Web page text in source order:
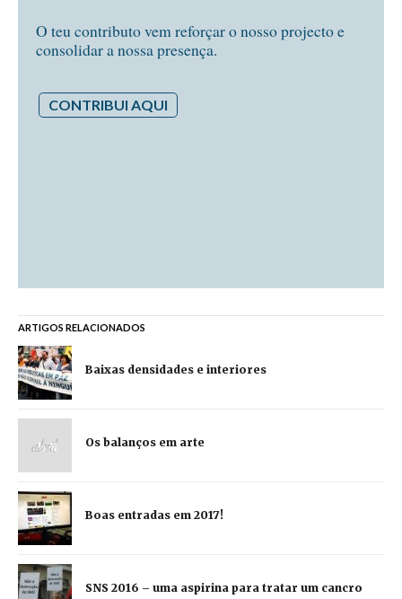
O teu contributo vem reforçar o nosso projecto e
consolidar a nossa presença.
CONTRIBUI AQUI
ARTIGOS RELACIONADOS
Baixas densidades e interiores
Os balanços em arte
Boas entradas em 2017!
SNS 2016 – uma aspirina para tratar um cancro